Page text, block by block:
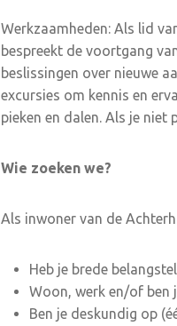
Werkzaamheden: Als lid
bespreekt de voortgang
beslissingen over nieuwe
excursies om kennis en
pieken en dalen. Als je
Wie zoeken we?
Als inwoner van de
Heb je brede
Woon, werk en/of ben
Ben je deskundig op